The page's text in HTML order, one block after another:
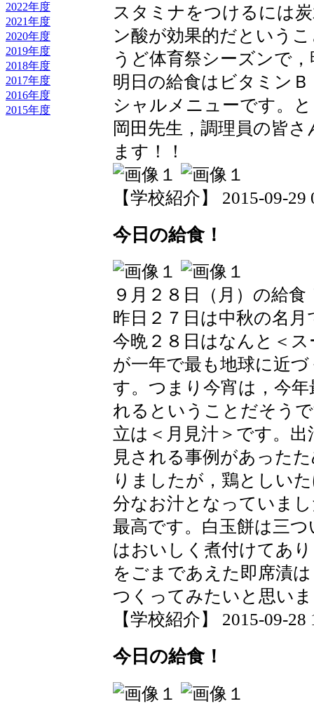
2022年度
2021年度
2020年度
2019年度
2018年度
2017年度
2016年度
2015年度
スタミナをつけるには
ン酸が効果的だという
うど体育祭シーズンで
明日の給食はビタミン
シャルメニューです。
岡田先生，調理員の皆
ます！！
【学校紹介】 2015-09-29
今日の給食！
９月２８日（月）の給食
昨日２７日は中秋の名月
今晩２８日はなんと＜
が一年で最も地球に近
す。つまり今宵は，今
れるということだそう
立は＜月見汁＞です。
見される事例があった
りましたが，鶏としい
分なお汁となっていま
最高です。白玉餅は三
はおいしく煮付けてあ
をごまであえた即席漬
つくってみたいと思い
【学校紹介】 2015-09-28
今日の給食！